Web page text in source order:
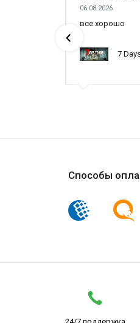
06.08.2026
все хорошо
7
Способы